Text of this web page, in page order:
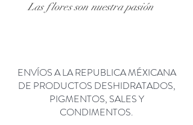
Las flores son nuestrapasión
ENVÍOS A LA REPUBLICA MÉXICANA
DE PRODUCTOS DESHIDRATADOS,
PIGMENTOS, SALES Y
CONDIMENTOS.